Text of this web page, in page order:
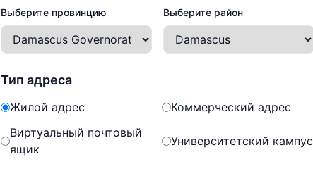
Выберите провинцию Выберите район
Тип адреса
Жилой адрес
Коммерческий адрес
Виртуальный почтовый
ящик
Университетский кампус